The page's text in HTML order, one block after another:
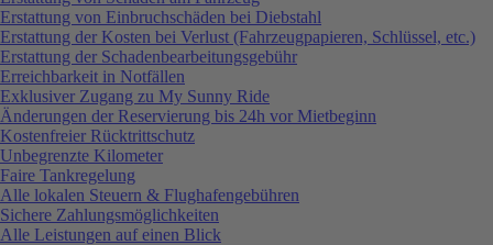
Erstattung von Einbruchschäden bei Diebstahl
Erstattung der Kosten bei Verlust (Fahrzeugpapieren, Schlüssel, etc.)
Erstattung der Schadenbearbeitungsgebühr
Erreichbarkeit in Notfällen
Exklusiver Zugang zu My Sunny Ride
Änderungen der Reservierung bis 24h vor Mietbeginn
Kostenfreier Rücktrittschutz
Unbegrenzte Kilometer
Faire Tankregelung
Alle lokalen Steuern & Flughafengebühren
Sichere Zahlungsmöglichkeiten
Alle Leistungen auf einen Blick